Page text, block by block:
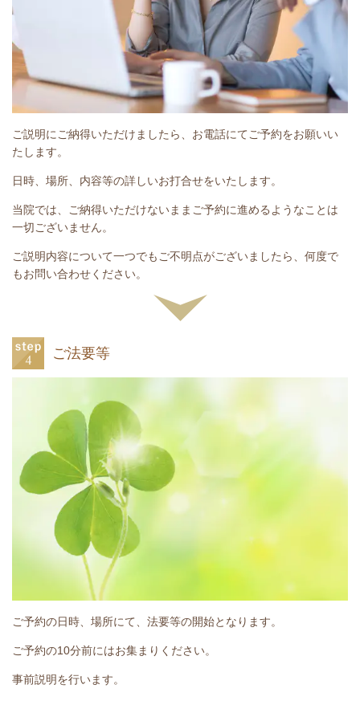
ご説明にご納得いただけましたら、お電話にてご予約をお願いい
たします。
日時、場所、内容等の詳しいお打合せをいたします。
当院では、ご納得いただけないままご予約に進めるようなことは
一切ございません。
ご説明内容について一つでもご不明点がございましたら、何度で
もお問い合わせください。
ご法要等
ご予約の日時、場所にて、法要等の開始となります。
ご予約の10分前にはお集まりください。
事前説明を行います。